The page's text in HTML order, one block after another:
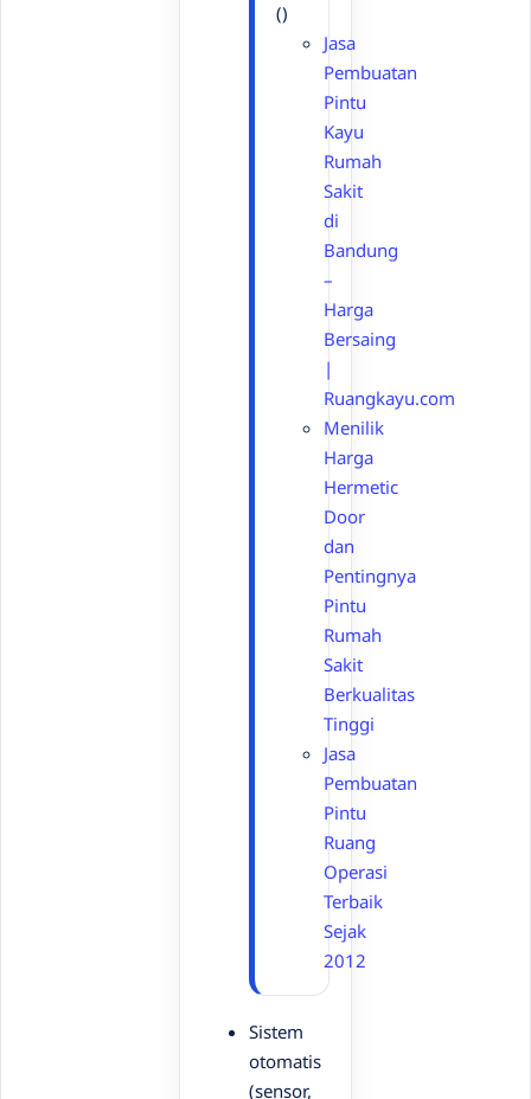
()
Jasa
Pembuatan
Pintu
Kayu
Rumah
Sakit
di
Bandung
–
Harga
Bersaing
|
Ruangkayu.com
Menilik
Harga
Hermetic
Door
dan
Pentingnya
Pintu
Rumah
Sakit
Berkualitas
Tinggi
Jasa
Pembuatan
Pintu
Ruang
Operasi
Terbaik
Sejak
2012
Sistem
otomatis
(sensor,